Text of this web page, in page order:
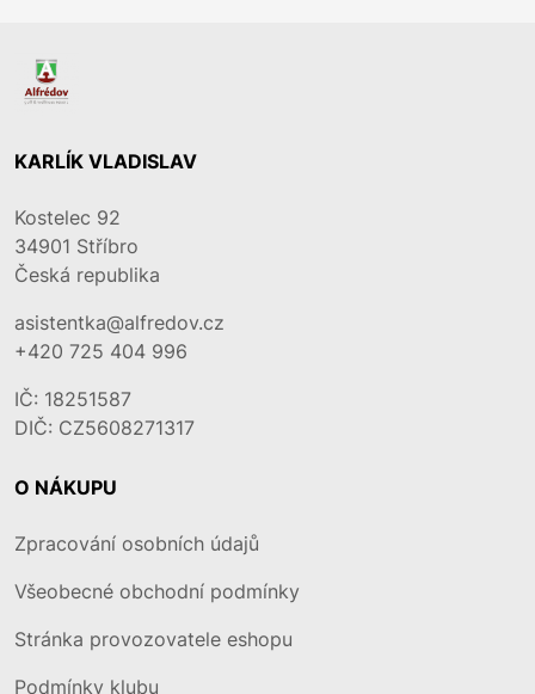
KARLÍK VLADISLAV
Kostelec 92
34901 Stříbro
Česká republika
asistentka@alfredov.cz
+420 725 404 996
IČ: 18251587
DIČ: CZ5608271317
O NÁKUPU
Zpracování osobních údajů
Všeobecné obchodní podmínky
Stránka provozovatele eshopu
Podmínky klubu